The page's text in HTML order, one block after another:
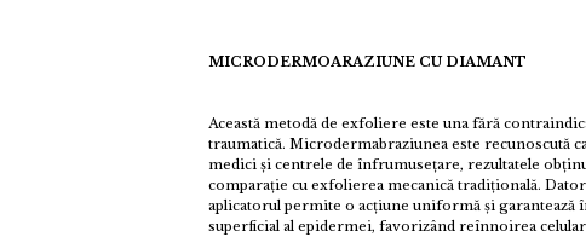
MICRODERMOARAZIUNE CU DIAMANT
Această metodă de exfoliere este una fără
traumatică. Microdermabraziunea este recunoscută
medici și centrele de înfrumusețare, rezultatele
comparație cu exfolierea mecanică tradițională.
aplicatorul permite o acțiune uniformă și garantează
superficial al epidermei, favorizând reînnoirea